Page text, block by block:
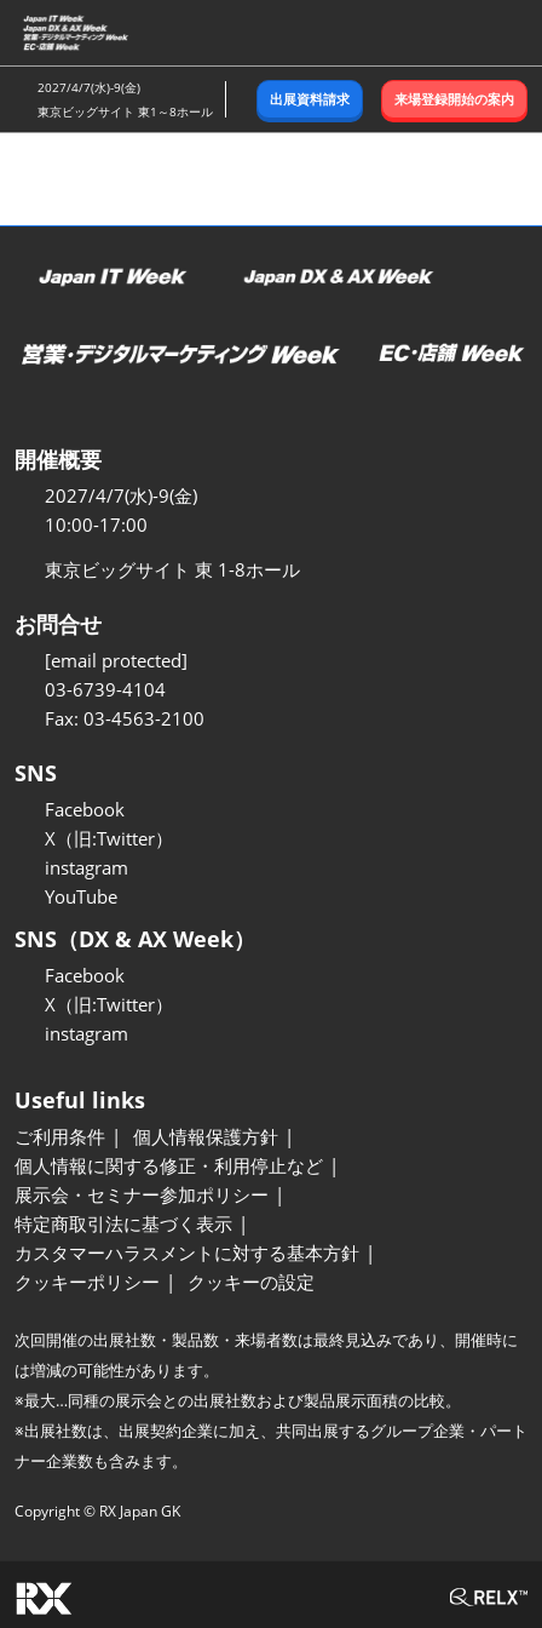
ス
キ
ッ
し
む
2027/4/7(水)-9(金)
東京ビッグサイト 東1～8ホール
出展資料請求 来場登録開始の案内
開催概要
2027/4/7(水)-9(金)
10:00-17:00
東京ビッグサイト 東 1-8ホール
お問合せ
[email protected]
03-6739-4104
Fax: 03-4563-2100
SNS
Facebook
X（旧:Twitter）
instagram
YouTube
SNS（DX & AX Week）
Facebook
X（旧:Twitter）
instagram
Useful links
ご利用条件
個人情報保護方針
個人情報に関する修正・利用停止など
展示会・セミナー参加ポリシー
特定商取引法に基づく表示
カスタマーハラスメントに対する基本方針
クッキーポリシー
クッキーの設定
次回開催の出展社数・製品数・来場者数は最終見込みであり、開催時に
は増減の可能性があります。
※最大…同種の展示会との出展社数および製品展示面積の比較。
※出展社数は、出展契約企業に加え、共同出展するグループ企業・パート
ナー企業数も含みます。
Copyright © RX Japan GK